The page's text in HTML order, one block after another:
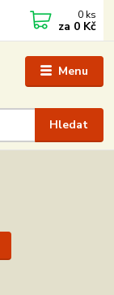
Menu
Hledat
0 ks
za 0 Kč